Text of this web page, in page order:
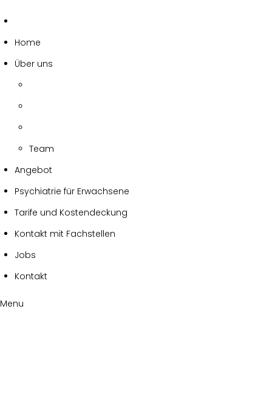
Home
Über uns
Team
Angebot
Psychiatrie für Erwachsene
Tarife und Kostendeckung
Kontakt mit Fachstellen
Jobs
Kontakt
Menu